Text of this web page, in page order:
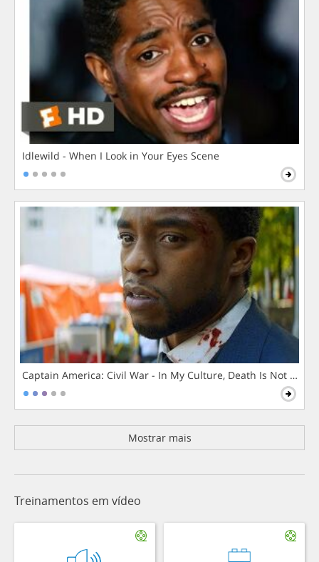
Idlewild - When I Look in Your Eyes Scene
Captain America: Civil War - In My Culture, Death Is Not The
Mostrar mais
Treinamentos em vídeo